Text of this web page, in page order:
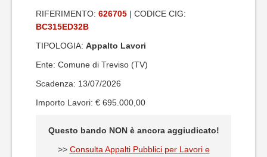
RIFERIMENTO: 626705 | CODICE CIG:
BC315ED32B
TIPOLOGIA: Appalto Lavori
Ente: Comune di Treviso (TV)
Scadenza: 13/07/2026
Importo Lavori: € 695.000,00
Questo bando NON è ancora aggiudicato!
>> Consulta Appalti Pubblici per Lavori e